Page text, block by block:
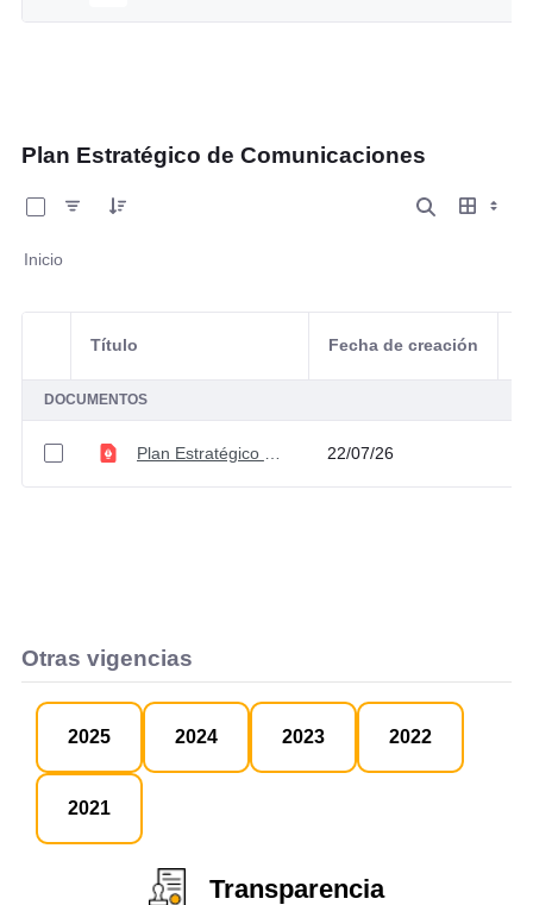
Plan Estratégico de Comunicaciones
Inicio
Selección del elemento
Título Fecha de creación
DOCUMENTOS
22/07/26
Otras vigencias
2025 2024 2023 2022
2021
Transparencia